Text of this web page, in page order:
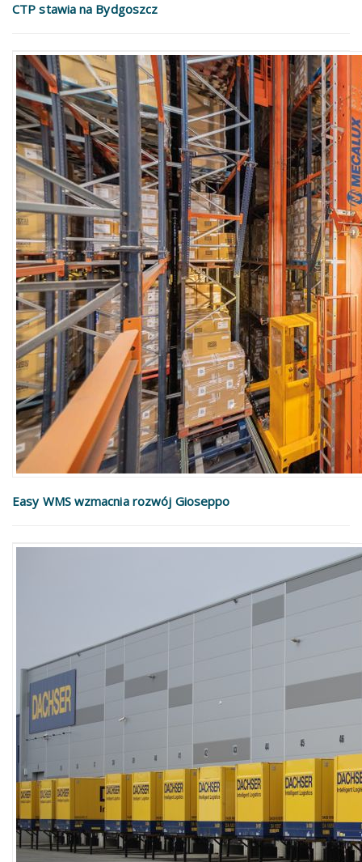
CTP stawia na Bydgoszcz
Easy WMS wzmacnia rozwój Gioseppo